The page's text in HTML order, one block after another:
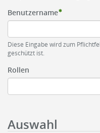
Benutzername
Diese Eingabe wird zum
geschützt ist.
Rollen
Auswahl